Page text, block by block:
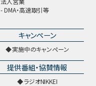
DMA・高速取引等
キャンペーン
実施中のキャンペーン
提供番組・協賛情報
ラジオNIKKEI